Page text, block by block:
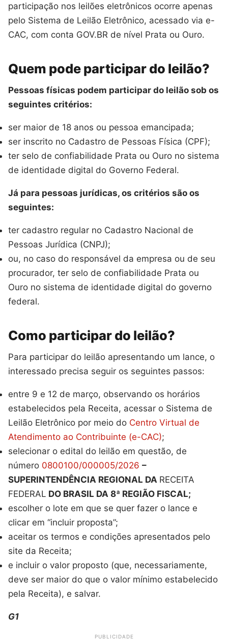
participação nos leilões eletrônicos ocorre apenas
pelo Sistema de Leilão Eletrônico, acessado via e-
CAC, com conta GOV.BR de nível Prata ou Ouro.
Quem pode participar do leilão?
Pessoas físicas podem participar do leilão sob os
seguintes critérios:
ser maior de 18 anos ou pessoa emancipada;
ser inscrito no Cadastro de Pessoas Física (CPF);
ter selo de confiabilidade Prata ou Ouro no sistema
de identidade digital do Governo Federal.
Já para pessoas jurídicas, os critérios são os
seguintes:
ter cadastro regular no Cadastro Nacional de
Pessoas Jurídica (CNPJ);
ou, no caso do responsável da empresa ou de seu
procurador, ter selo de confiabilidade Prata ou
Ouro no sistema de identidade digital do governo
federal.
Como participar do leilão?
Para participar do leilão apresentando um lance, o
interessado precisa seguir os seguintes passos:
entre 9 e 12 de março, observando os horários
estabelecidos pela Receita, acessar o Sistema de
Leilão Eletrônico por meio do Centro Virtual de
Atendimento ao Contribuinte (e-CAC);
selecionar o edital do leilão em questão, de
número 0800100/000005/2026 –
SUPERINTENDÊNCIA REGIONAL DA RECEITA
FEDERAL DO BRASIL DA 8ª REGIÃO FISCAL;
escolher o lote em que se quer fazer o lance e
clicar em “incluir proposta”;
aceitar os termos e condições apresentados pelo
site da Receita;
e incluir o valor proposto (que, necessariamente,
deve ser maior do que o valor mínimo estabelecido
pela Receita), e salvar.
G1
PUBLICIDADE